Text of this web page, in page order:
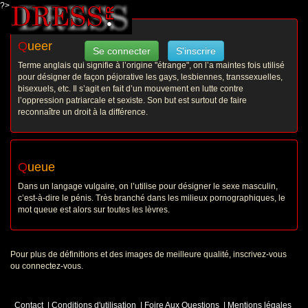
?>
Se connecter S'inscrire
Queer
Terme anglais qui signifie à l’origine "étrange", on l’a maintes fois utilisé
pour désigner de façon péjorative les gays, lesbiennes, transsexuelles,
bisexuels, etc. Il s’agit en fait d’un mouvement en lutte contre
l’oppression patriarcale et sexiste. Son but est surtout de faire
reconnaître un droit à la différence.
Queue
Dans un langage vulgaire, on l’utilise pour désigner le sexe masculin,
c’est-à-dire le pénis. Très branché dans les milieux pornographiques, le
mot queue est alors sur toutes les lèvres.
Pour plus de définitions et des images de meilleure qualité, inscrivez-vous
ou connectez-vous.
Contact| Conditions d'utilisation Foire Aux Questions
Mentions légales